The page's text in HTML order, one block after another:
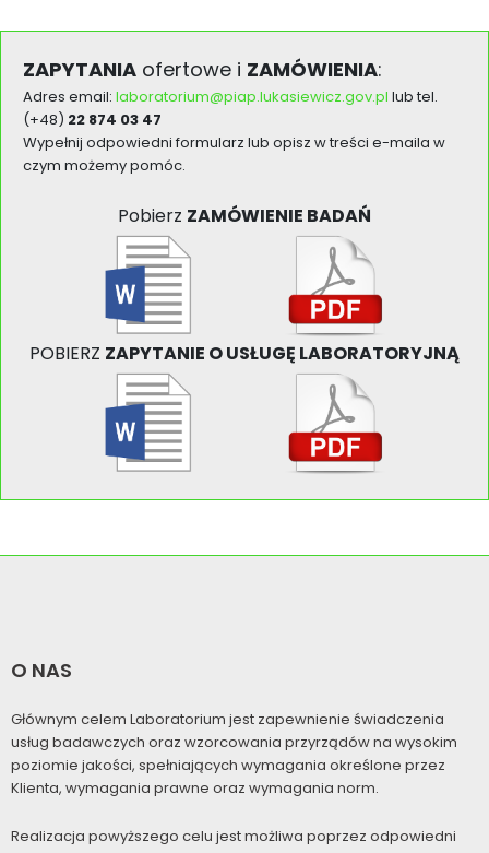
ZAPYTANIA ofertowe i ZAMÓWIENIA:
Adres email: laboratorium@piap.lukasiewicz.gov.pl lub tel.
(+48) 22 874 03 47
Wypełnij odpowiedni formularz lub opisz w treści e-maila w
czym możemy pomóc.
Pobierz ZAMÓWIENIE BADAŃ
POBIERZ ZAPYTANIE O USŁUGĘ LABORATORYJNĄ
O NAS
Głównym celem Laboratorium jest zapewnienie świadczenia
usług badawczych oraz wzorcowania przyrządów na wysokim
poziomie jakości, spełniających wymagania określone przez
Klienta, wymagania prawne oraz wymagania norm.
Realizacja powyższego celu jest możliwa poprzez odpowiedni